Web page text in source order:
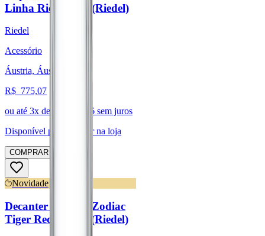
Linha Riedel Bar (Riedel)
Riedel
Acessório
Áustria, Áustria
R$ 775,07
ou até 3x de R$ 258,36 sem juros
Disponível para:
Retirar na loja
COMPRAR
Novidade
Decanter Chinese Zodiac
Tiger Red/Yellow (Riedel)